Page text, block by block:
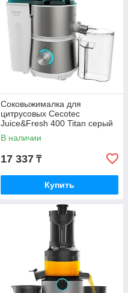
Соковыжималка для
цитрусовых Cecotec
Juice&Fresh 400 Titan серый
(04154)
В наличии
17 337 ₸
Купить